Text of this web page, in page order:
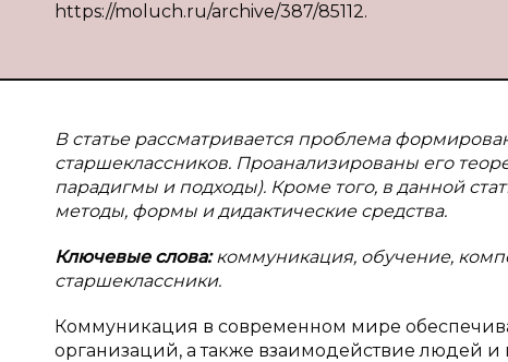
https://moluch.ru/archive/387/85112.
В статье рассматривается проблема
старшеклассников. Проанализированы его
парадигмы и подходы). Кроме того, в данной
методы, формы и дидактические средства.
Ключевые слова:коммуникация, обучение,
старшеклассники.
Коммуникация в современном мире
организаций, а также взаимодействие людей и